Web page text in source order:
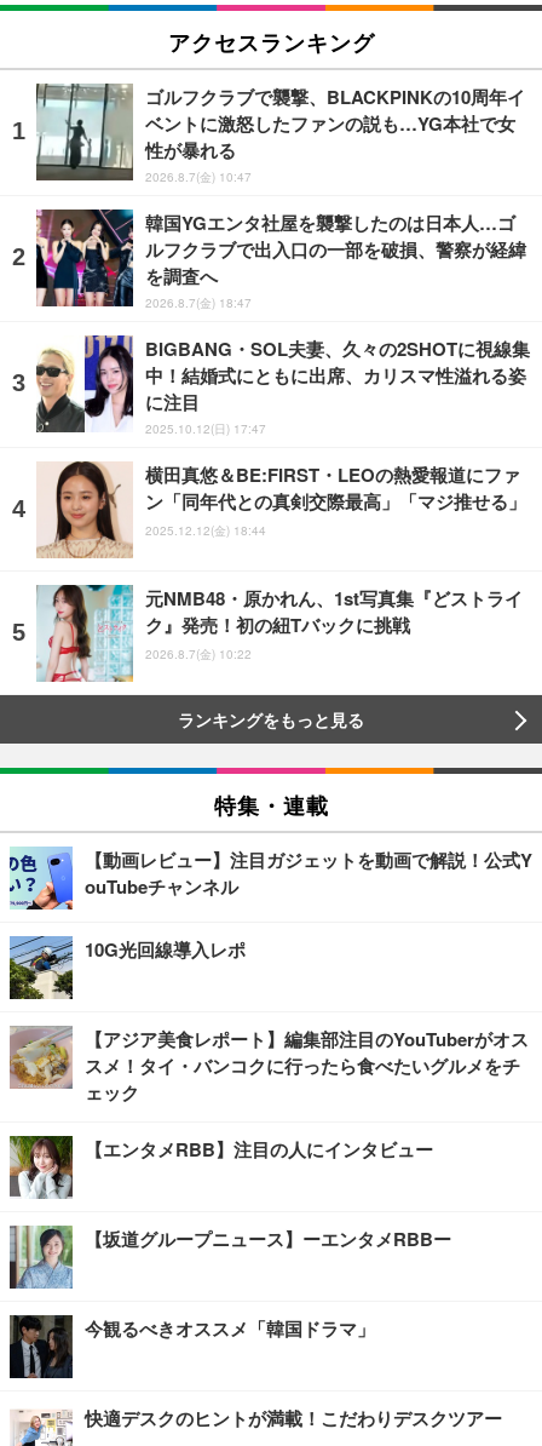
アクセスランキング
ゴルフクラブで襲撃、BLACKPINKの10周年イ
ベントに激怒したファンの説も…YG本社で女
性が暴れる
2026.8.7(金) 10:47
韓国YGエンタ社屋を襲撃したのは日本人…ゴ
ルフクラブで出入口の一部を破損、警察が経緯
を調査へ
2026.8.7(金) 18:47
BIGBANG・SOL夫妻、久々の2SHOTに視線集
中！結婚式にともに出席、カリスマ性溢れる姿
に注目
2025.10.12(日) 17:47
横田真悠＆BE:FIRST・LEOの熱愛報道にファ
ン「同年代との真剣交際最高」「マジ推せる」
2025.12.12(金) 18:44
元NMB48・原かれん、1st写真集『どストライ
ク』発売！初の紐Tバックに挑戦
2026.8.7(金) 10:22
ランキングをもっと見る
特集・連載
【動画レビュー】注目ガジェットを動画で解説！公式Y
ouTubeチャンネル
10G光回線導入レポ
【アジア美食レポート】編集部注目のYouTuberがオス
スメ！タイ・バンコクに行ったら食べたいグルメをチ
ェック
【エンタメRBB】注目の人にインタビュー
【坂道グループニュース】ーエンタメRBBー
今観るべきオススメ「韓国ドラマ」
快適デスクのヒントが満載！こだわりデスクツアー